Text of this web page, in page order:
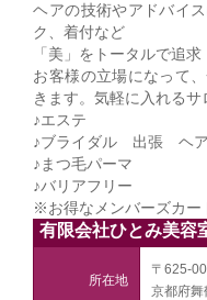
ヘアの技術やアドバイ
ク、着付など
「美」をトータルで追求
お客様の立場になって
きます。気軽に入れるサ
♪エステ
♪ブライダル 出張 ヘ
♪まつ毛パーマ
♪バリアフリー
※お得なメンバーズカー
有限会社ひとみ美容
所在地
〒625-
京都府舞